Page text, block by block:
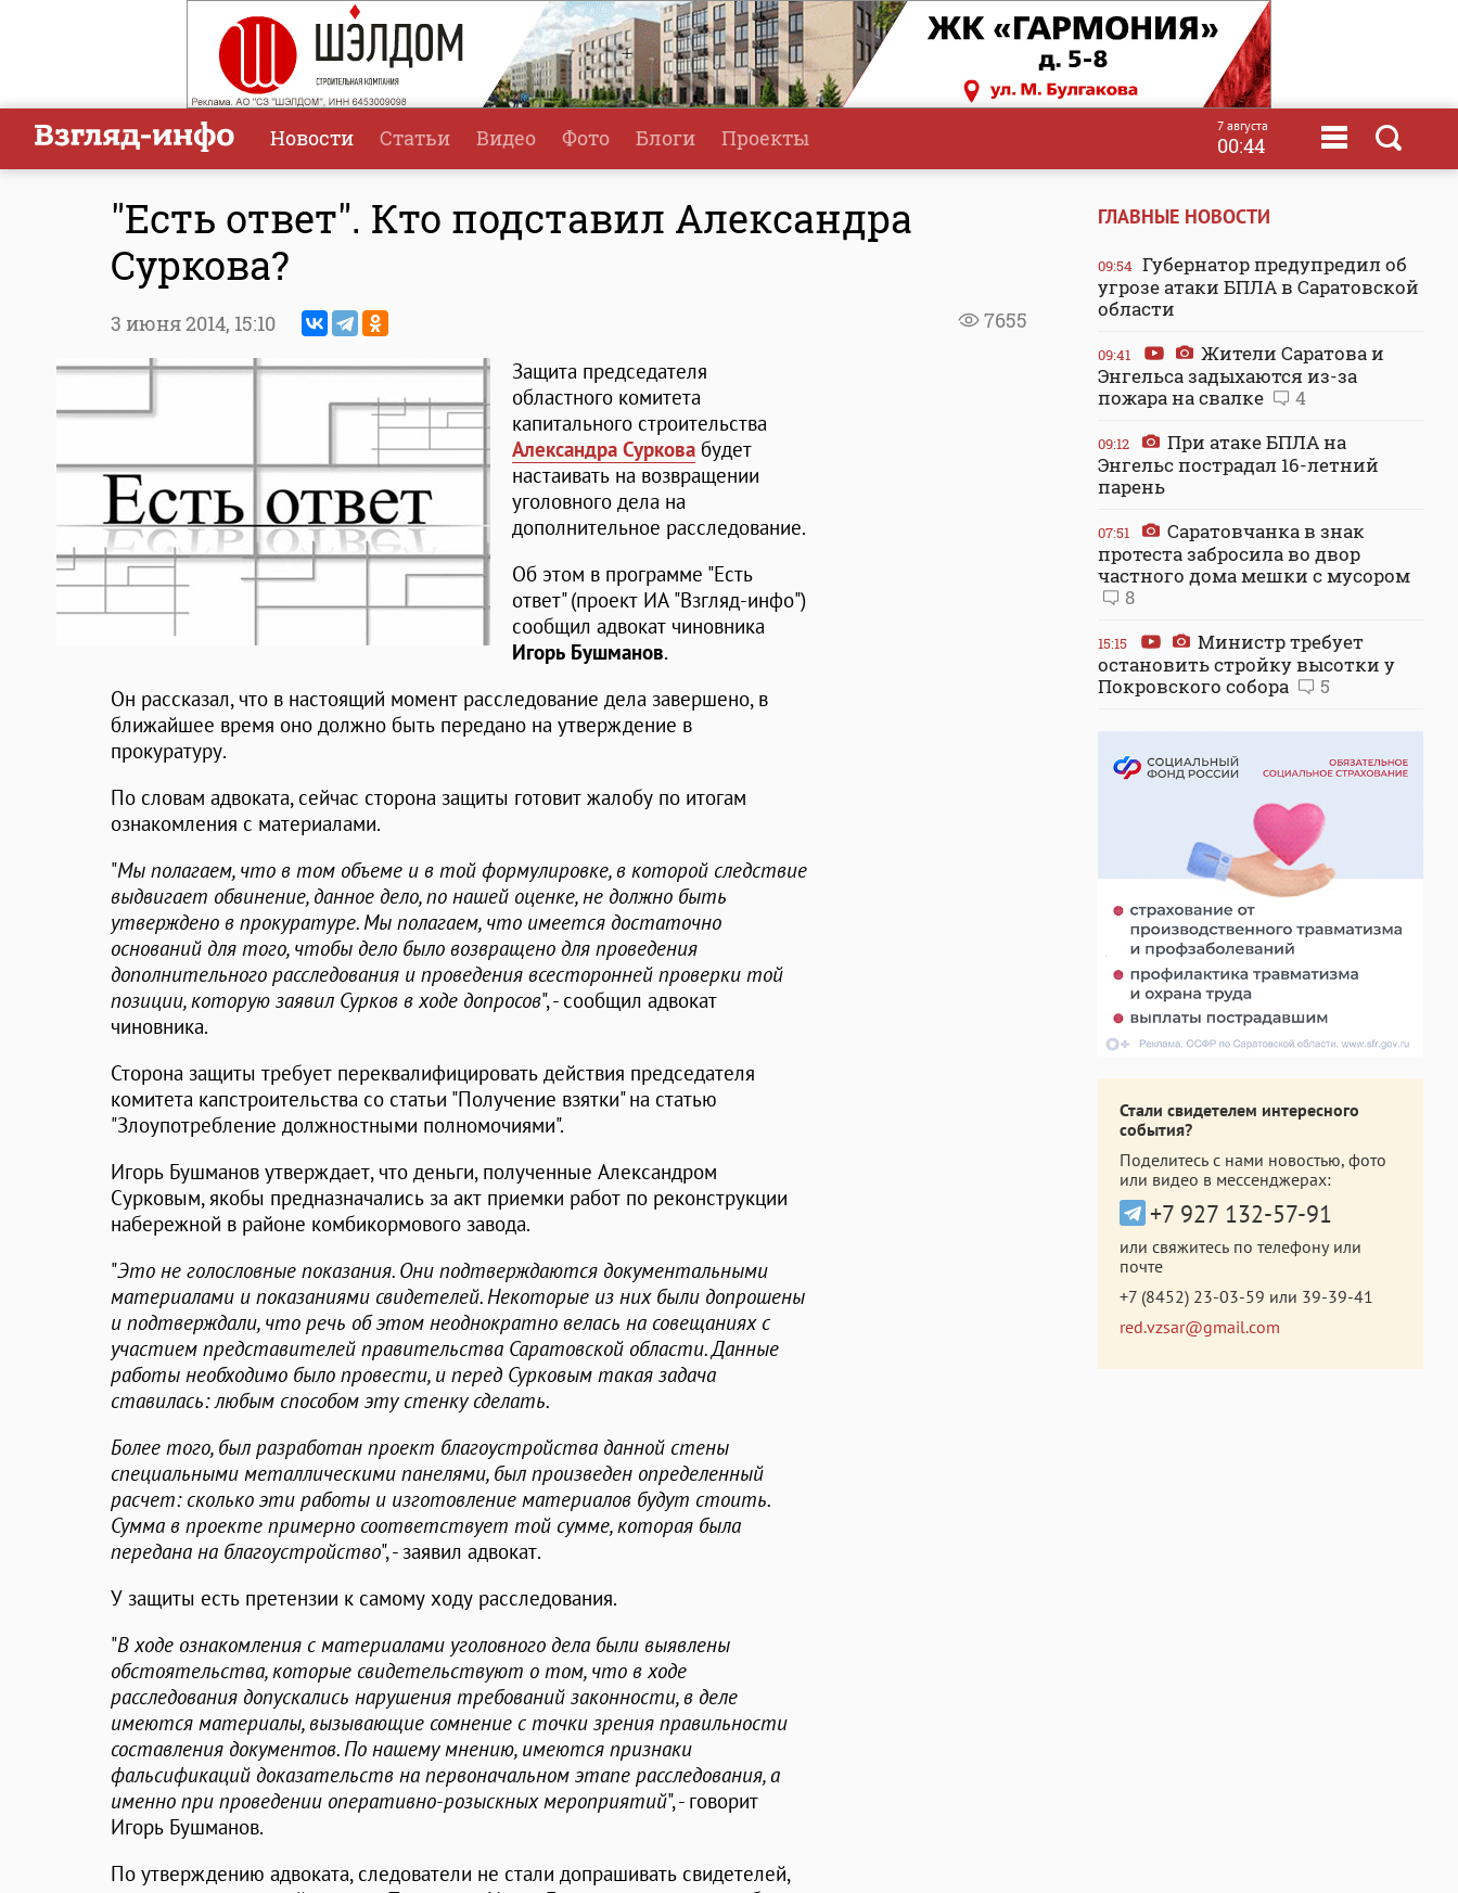
Новости Статьи Видео Фото Блоги Проекты 7 августа
00:44
"Есть ответ". Кто подставил Александра
Суркова?
7655
3 июня 2014, 15:10
Защита председателя
областного комитета
капитального строительства
Александра Суркова будет
настаивать на возвращении
уголовного дела на
дополнительное расследование.
Об этом в программе "Есть
ответ" (проект ИА "Взгляд-инфо")
сообщил адвокат чиновника
Игорь Бушманов.
Он рассказал, что в настоящий момент расследование дела завершено, в
ближайшее время оно должно быть передано на утверждение в
прокуратуру.
По словам адвоката, сейчас сторона защиты готовит жалобу по итогам
ознакомления с материалами.
"Мы полагаем, что в том объеме и в той формулировке, в которой следствие
выдвигает обвинение, данное дело, по нашей оценке, не должно быть
утверждено в прокуратуре. Мы полагаем, что имеется достаточно
оснований для того, чтобы дело было возвращено для проведения
дополнительного расследования и проведения всесторонней проверки той
позиции, которую заявил Сурков в ходе допросов", - сообщил адвокат
чиновника.
Сторона защиты требует переквалифицировать действия председателя
комитета капстроительства со статьи "Получение взятки" на статью
"Злоупотребление должностными полномочиями".
Игорь Бушманов утверждает, что деньги, полученные Александром
Сурковым, якобы предназначались за акт приемки работ по реконструкции
набережной в районе комбикормового завода.
"Это не голословные показания. Они подтверждаются документальными
материалами и показаниями свидетелей. Некоторые из них были допрошены
и подтверждали, что речь об этом неоднократно велась на совещаниях с
участием представителей правительства Саратовской области. Данные
работы необходимо было провести, и перед Сурковым такая задача
ставилась: любым способом эту стенку сделать.
Более того, был разработан проект благоустройства данной стены
специальными металлическими панелями, был произведен определенный
расчет: сколько эти работы и изготовление материалов будут стоить.
Сумма в проекте примерно соответствует той сумме, которая была
передана на благоустройство", - заявил адвокат.
У защиты есть претензии к самому ходу расследования.
"В ходе ознакомления с материалами уголовного дела были выявлены
обстоятельства, которые свидетельствуют о том, что в ходе
расследования допускались нарушения требований законности, в деле
имеются материалы, вызывающие сомнение с точки зрения правильности
составления документов. По нашему мнению, имеются признаки
фальсификаций доказательств на первоначальном этапе расследования, а
именно при проведении оперативно-розыскных мероприятий", - говорит
Игорь Бушманов.
По утверждению адвоката, следователи не стали допрашивать свидетелей,
ГЛАВНЫЕ НОВОСТИ
09:54 Губернатор предупредил об
угрозе атаки БПЛА в Саратовской
области
09:41
Жители Саратова и
Энгельса задыхаются из-за
пожара на свалке
4
09:12
При атаке БПЛА на
Энгельс пострадал 16-летний
парень
07:51
Саратовчанка в знак
протеста забросила во двор
частного дома мешки с мусором
8
15:15
Министр требует
остановить стройку высотки у
Покровского собора
5
Стали свидетелем интересного
события?
Поделитесь с нами новостью, фото
или видео в мессенджерах:
+7 927 132-57-91
или свяжитесь по телефону или
почте
+7 (8452) 23-03-59 или 39-39-41
red.vzsar@gmail.com